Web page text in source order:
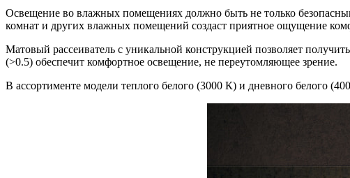
Освещение во влажных помещениях должно быть не только
комнат и других влажных помещений создаст приятное ощущение
Матовый рассеиватель с уникальной конструкцией позволяет
(˃0.5) обеспечит комфортное освещение, не переутомляющее зрение.
В ассортименте модели теплого белого (3000 К) и дневного белого